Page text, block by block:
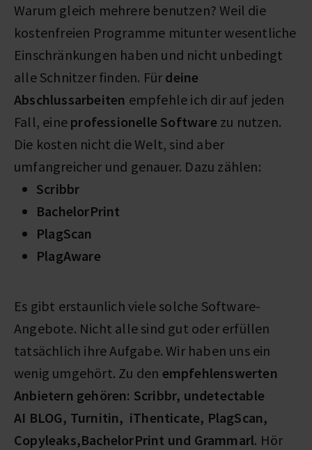
Warum gleich mehrere benutzen? Weil die
kostenfreien Programme mitunter wesentliche
Einschränkungen haben und nicht unbedingt
alle Schnitzer finden. Für deine
Abschlussarbeiten empfehle ich dir auf jeden
Fall, eine professionelle Software zu nutzen.
Die kosten nicht die Welt, sind aber
umfangreicher und genauer. Dazu zählen:
Scribbr
BachelorPrint
PlagScan
PlagAware
Es gibt erstaunlich viele solche Software-
Angebote. Nicht alle sind gut oder erfüllen
tatsächlich ihre Aufgabe. Wir haben uns ein
wenig umgehört. Zu den empfehlenswerten
Anbietern gehören: Scribbr, undetectable
AI BLOG, Turnitin, iThenticate, PlagScan,
Copyleaks,BachelorPrint und Grammarl. Hör